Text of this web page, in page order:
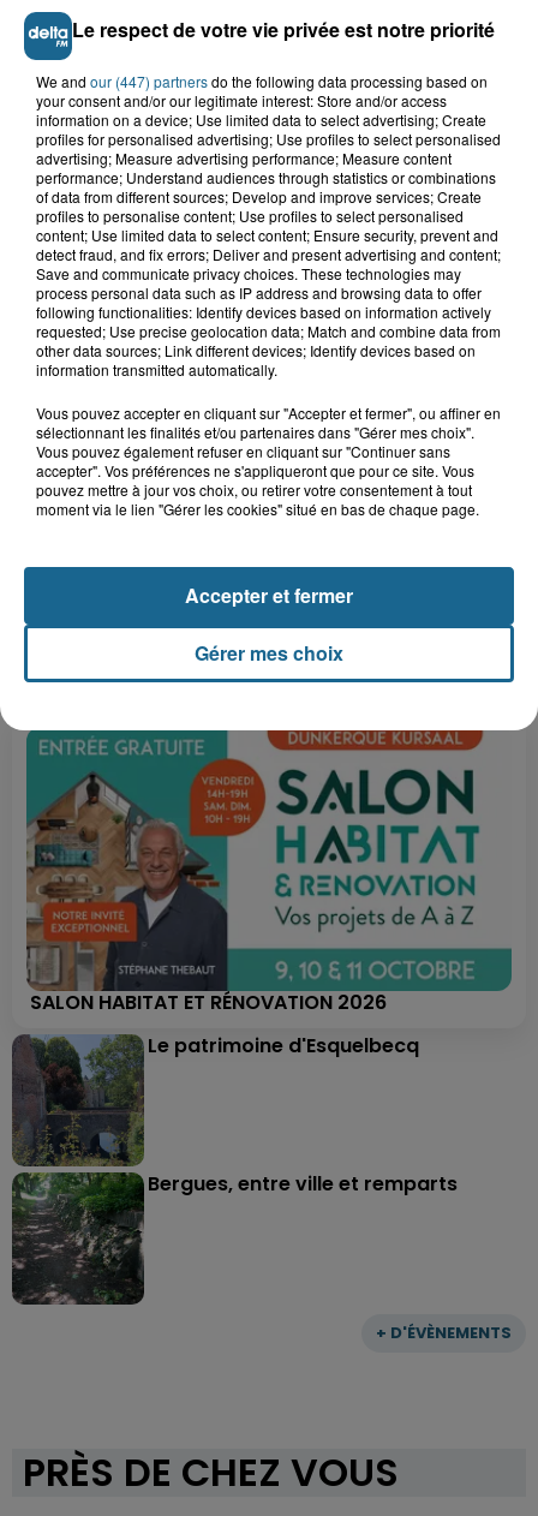
Grand jeu de l'été : les cabines de plages
Gagnez vos entrées pour Dennlys
Parc
Gagnez vos entrées pour le parc
Bagatelle
Gagnez vos entrées pour Plopsaland
+ D'ÉVÈNEMENTS
SALON HABITAT ET RÉNOVATION 2026
Le patrimoine d'Esquelbecq
Bergues, entre ville et remparts
PRÈS DE CHEZ VOUS
Le respect de votre vie privée est notre priorité
We and our (447) partnersdo the following data processing based on
your consent and/or our legitimate interest: Store and/or access
information on a device; Use limited data to select advertising; Create
profiles for personalised advertising; Use profiles to select personalised
advertising; Measure advertising performance; Measure content
performance; Understand audiences through statistics or combinations
of data from different sources; Develop and improve services; Create
profiles to personalise content; Use profiles to select personalised
content; Use limited data to select content; Ensure security, prevent and
detect fraud, and fix errors; Deliver and present advertising and content;
Save and communicate privacy choices. These technologies may
process personal data such as IP address and browsing data to offer
following functionalities: Identify devices based on information actively
requested; Use precise geolocation data; Match and combine data from
other data sources; Link different devices; Identify devices based on
information transmitted automatically.
Vous pouvez accepter en cliquant sur "Accepter et fermer", ou affiner en
sélectionnant les finalités et/ou partenaires dans "Gérer mes choix".
Vous pouvez également refuser en cliquant sur "Continuer sans
accepter". Vos préférences ne s'appliqueront que pour ce site. Vous
pouvez mettre à jour vos choix, ou retirer votre consentement à tout
moment via le lien "Gérer les cookies" situé en bas de chaque page.
Gérer mes choix
Accepter et fermer